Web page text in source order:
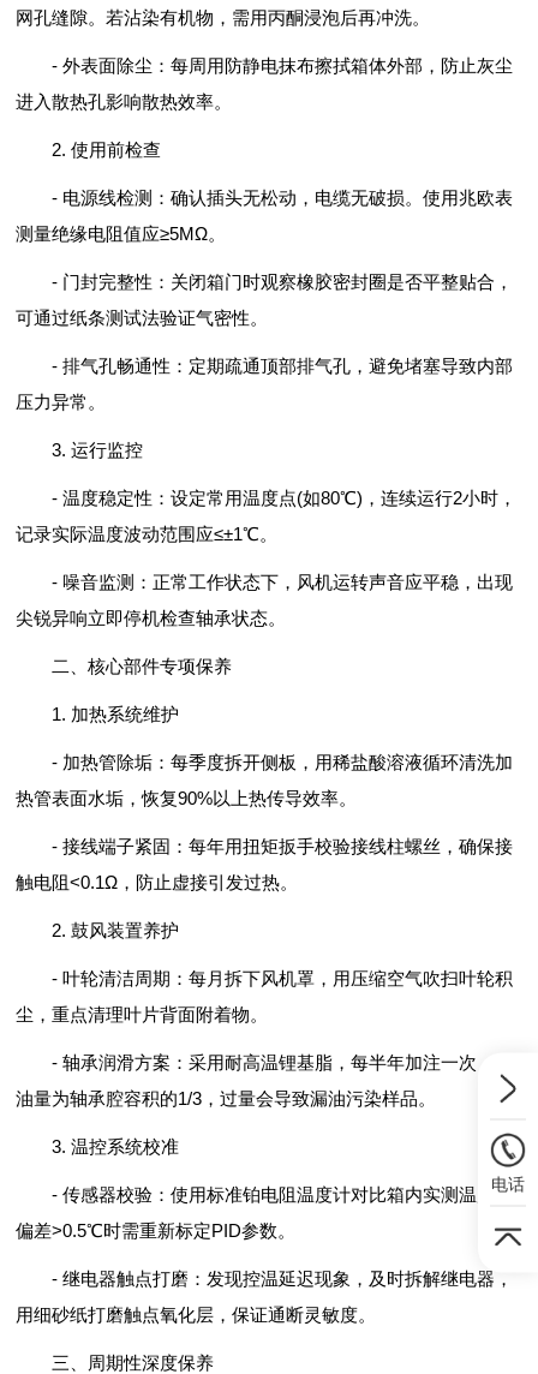
网孔缝隙。若沾染有机物，需用丙酮浸泡后再冲洗。
- 外表面除尘：每周用防静电抹布擦拭箱体外部，防止灰尘
进入散热孔影响散热效率。
2. 使用前检查
- 电源线检测：确认插头无松动，电缆无破损。使用兆欧表
测量绝缘电阻值应≥5MΩ。
- 门封完整性：关闭箱门时观察橡胶密封圈是否平整贴合，
可通过纸条测试法验证气密性。
- 排气孔畅通性：定期疏通顶部排气孔，避免堵塞导致内部
压力异常。
3. 运行监控
- 温度稳定性：设定常用温度点(如80℃)，连续运行2小时，
记录实际温度波动范围应≤±1℃。
- 噪音监测：正常工作状态下，风机运转声音应平稳，出现
尖锐异响立即停机检查轴承状态。
二、核心部件专项保养
1. 加热系统维护
- 加热管除垢：每季度拆开侧板，用稀盐酸溶液循环清洗加
热管表面水垢，恢复90%以上热传导效率。
- 接线端子紧固：每年用扭矩扳手校验接线柱螺丝，确保接
触电阻<0.1Ω，防止虚接引发过热。
2. 鼓风装置养护
- 叶轮清洁周期：每月拆下风机罩，用压缩空气吹扫叶轮积
尘，重点清理叶片背面附着物。
- 轴承润滑方案：采用耐高温锂基脂，每半年加注一次，注
油量为轴承腔容积的1/3，过量会导致漏油污染样品。
3. 温控系统校准
- 传感器校验：使用标准铂电阻温度计对比箱内实测温度，
偏差>0.5℃时需重新标定PID参数。
- 继电器触点打磨：发现控温延迟现象，及时拆解继电器，
用细砂纸打磨触点氧化层，保证通断灵敏度。
三、周期性深度保养
电话